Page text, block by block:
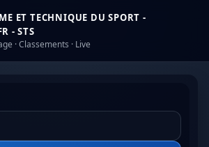
ET TECHNIQUE DU SPORT -
- STS
· Classements · Live